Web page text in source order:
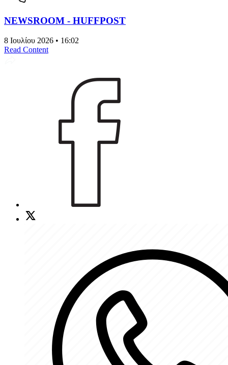
NEWSROOM - HUFFPOST
8 Ιουλίου 2026 • 16:02
Read Content